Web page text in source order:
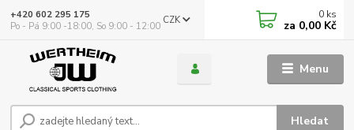
Menu
CZK
Hledat
+420 602 295 175
Po - Pá 9:00 -18:00, So 9:00 - 12:00
0 ks
za 0,00 Kč